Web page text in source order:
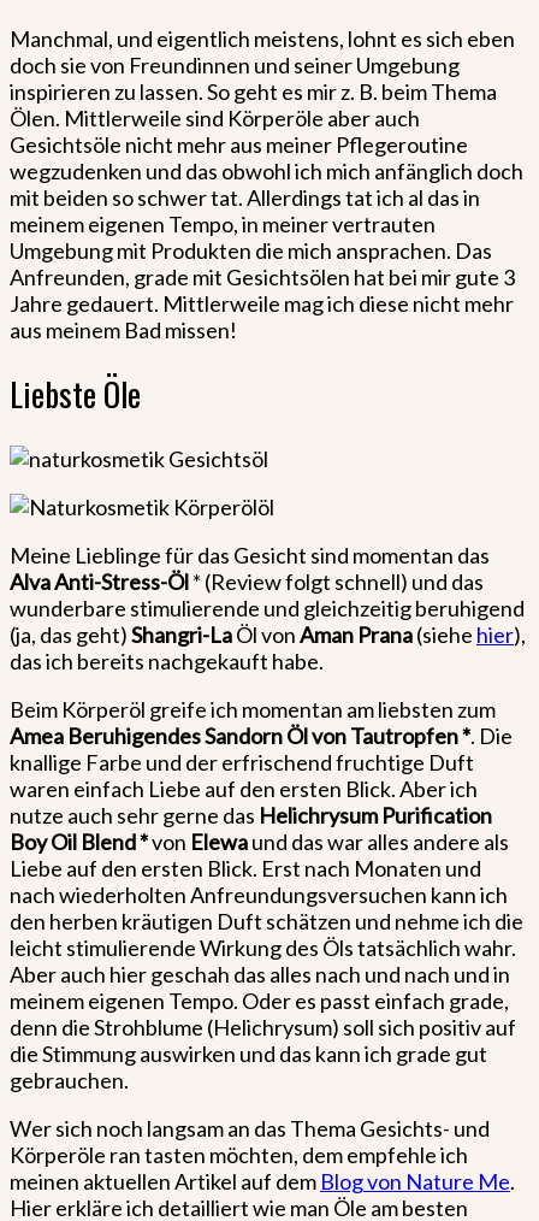
Manchmal, und eigentlich meistens, lohnt es sich eben
doch sie von Freundinnen und seiner Umgebung
inspirieren zu lassen. So geht es mir z. B. beim Thema
Ölen. Mittlerweile sind Körperöle aber auch
Gesichtsöle nicht mehr aus meiner Pflegeroutine
wegzudenken und das obwohl ich mich anfänglich doch
mit beiden so schwer tat. Allerdings tat ich al das in
meinem eigenen Tempo, in meiner vertrauten
Umgebung mit Produkten die mich ansprachen. Das
Anfreunden, grade mit Gesichtsölen hat bei mir gute 3
Jahre gedauert. Mittlerweile mag ich diese nicht mehr
aus meinem Bad missen!
Liebste Öle
Meine Lieblinge für das Gesicht sind momentan das
Alva Anti-Stress-Öl* (Review folgt schnell) und das
wunderbare stimulierende und gleichzeitig beruhigend
(ja, das geht)Shangri-LaÖl vonAman Prana(siehe hier),
das ich bereits nachgekauft habe.
Beim Körperöl greife ich momentan am liebsten zum
Amea Beruhigendes Sandorn Öl von Tautropfen *. Die
knallige Farbe und der erfrischend fruchtige Duft
waren einfach Liebe auf den ersten Blick. Aber ich
nutze auch sehr gerne das Helichrysum Purification
Boy Oil Blend *von Elewaund das war alles andere als
Liebe auf den ersten Blick. Erst nach Monaten und
nach wiederholten Anfreundungsversuchen kann ich
den herben kräutigen Duft schätzen und nehme ich die
leicht stimulierende Wirkung des Öls tatsächlich wahr.
Aber auch hier geschah das alles nach und nach und in
meinem eigenen Tempo. Oder es passt einfach grade,
denn die Strohblume (Helichrysum) soll sich positiv auf
die Stimmung auswirken und das kann ich grade gut
gebrauchen.
Wer sich noch langsam an das Thema Gesichts- und
Körperöle ran tasten möchten, dem empfehle ich
meinen aktuellen Artikel auf dem Blog von Nature Me.
Hier erkläre ich detailliert wie man Öle am besten